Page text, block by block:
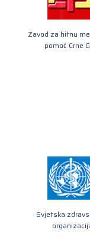
Zavod za hitnu
pomoć Crne
Svjetska